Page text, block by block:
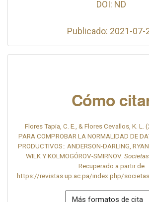
DOI: ND
Publicado: 2021-07-
Cómo
Flores Tapia, C. E., & Flores Cevallos, K. L.
PARA COMPROBAR LA NORMALIDAD DE
PRODUCTIVOS:: ANDERSON-DARLING,
WILK Y KOLMOGÓROV-SMIRNOV. Societas
Recuperado a partir de
https://revistas.up.ac.pa/index.php/
Más formatos de cita